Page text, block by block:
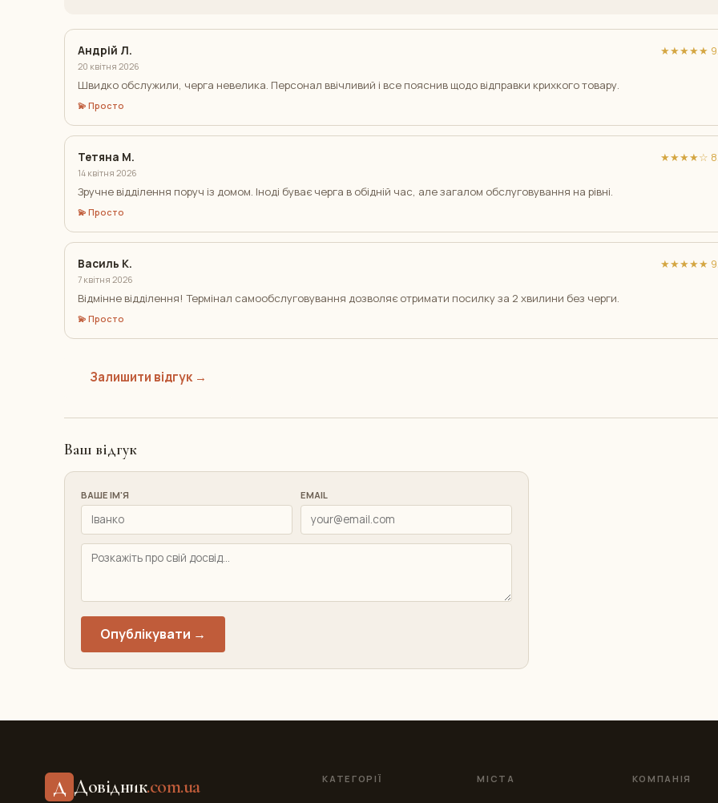
Андрій Л.
20 квітня 2026
★★★★★ 9/
Швидко обслужили, черга невелика. Персонал ввічливий і все пояснив щодо відправки крихкого товару.
💫 Просто
Тетяна М.
14 квітня 2026
★★★★☆ 8/
Зручне відділення поруч із домом. Іноді буває черга в обідній час, але загалом обслуговування на рівні.
💫 Просто
Василь К.
7 квітня 2026
★★★★★ 9/
Відмінне відділення! Термінал самообслуговування дозволяє отримати посилку за 2 хвилини без черги.
💫 Просто
Залишити відгук →
Ваш відгук
ВАШЕ ІМ'Я EMAIL
Опублікувати →
Д Довідник.com.ua КАТЕГОРІЇ МІСТА КОМПАНІЯ